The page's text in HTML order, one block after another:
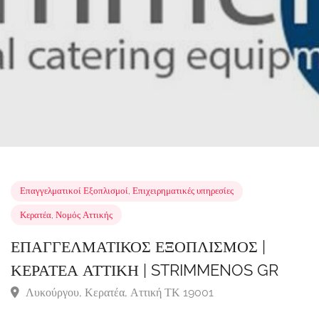
Κερατέα, Νομός Αττικής
ΕΠΑΓΓΕΛΜΑΤΙΚΟΣ ΕΞΟΠΛΙΣΜΟΣ |